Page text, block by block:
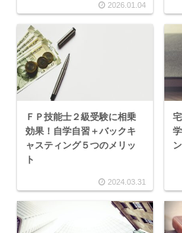
2026.01.04
ＦＰ技能士２級受験に相乗
効果！自学自習＋バックキ
ャスティング５つのメリッ
ト
2024.03.31